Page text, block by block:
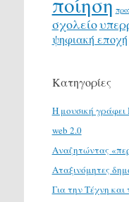
σχολείο
ψηφιακή εποχή
Κατηγορίες
H μουσική γράφει
web 2.0
Αναζητώντας
Αταξινόμητες
Για την Τέχνη και